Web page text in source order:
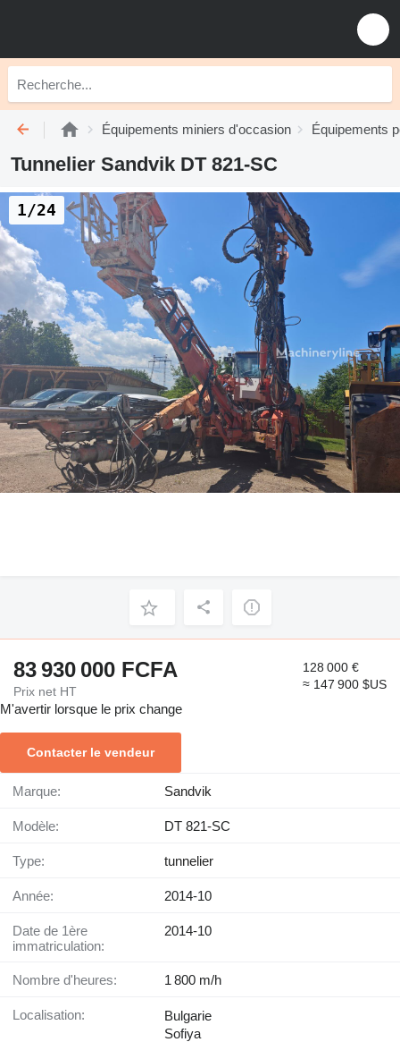
Équipements miniers d'occasion Équipements
Tunnelier Sandvik DT 821-SC
1/24
83 930 000 FCFA
Prix net HT
128 000 €
≈ 147 900 $US
M'avertir lorsque le prix change
Contacter le vendeur
Marque: Sandvik
Modèle: DT 821-SC
Type: tunnelier
Année: 2014-10
Date de 1ère
immatriculation:
2014-10
Nombre d'heures: 1 800 m/h
Localisation:
Bulgarie
Sofiya